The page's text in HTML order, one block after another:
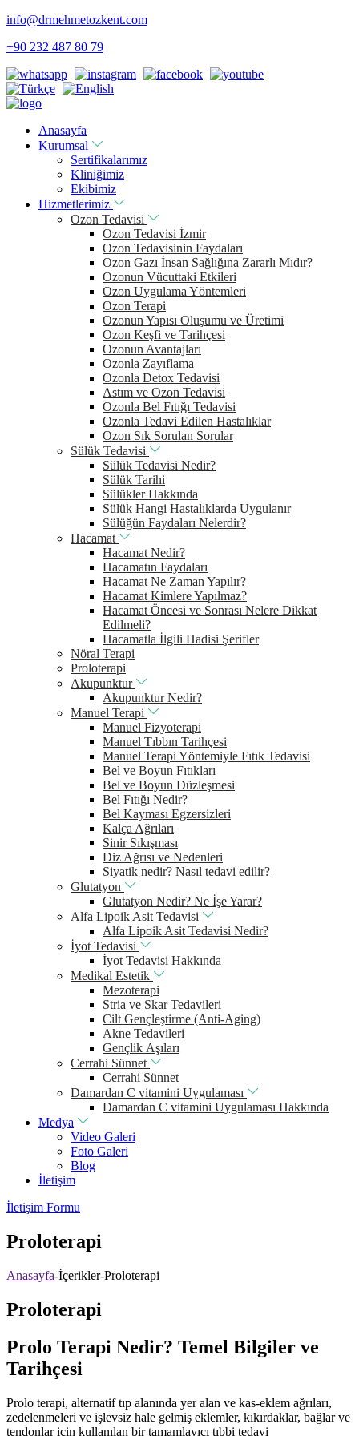
info@drmehmetozkent.com
+90 232 487 80 79
Anasayfa
Kurumsal
Sertifikalarımız
Kliniğimiz
Ekibimiz
Hizmetlerimiz
Ozon Tedavisi
Ozon Tedavisi İzmir
Ozon Tedavisinin Faydaları
Ozon Gazı İnsan Sağlığına Zararlı Mıdır?
Ozonun Vücuttaki Etkileri
Ozon Uygulama Yöntemleri
Ozon Terapi
Ozonun Yapısı Oluşumu ve Üretimi
Ozon Keşfi ve Tarihçesi
Ozonun Avantajları
Ozonla Zayıflama
Ozonla Detox Tedavisi
Astım ve Ozon Tedavisi
Ozonla Bel Fıtığı Tedavisi
Ozonla Tedavi Edilen Hastalıklar
Ozon Sık Sorulan Sorular
Sülük Tedavisi
Sülük Tedavisi Nedir?
Sülük Tarihi
Sülükler Hakkında
Sülük Hangi Hastalıklarda Uygulanır
Sülüğün Faydaları Nelerdir?
Hacamat
Hacamat Nedir?
Hacamatın Faydaları
Hacamat Ne Zaman Yapılır?
Hacamat Kimlere Yapılmaz?
Hacamat Öncesi ve Sonrası Nelere Dikkat
Edilmeli?
Hacamatla İlgili Hadisi Şerifler
Nöral Terapi
Proloterapi
Akupunktur
Akupunktur Nedir?
Manuel Terapi
Manuel Fizyoterapi
Manuel Tıbbın Tarihçesi
Manuel Terapi Yöntemiyle Fıtık Tedavisi
Bel ve Boyun Fıtıkları
Bel ve Boyun Düzleşmesi
Bel Fıtığı Nedir?
Bel Kayması Egzersizleri
Kalça Ağrıları
Sinir Sıkışması
Diz Ağrısı ve Nedenleri
Siyatik nedir? Nasıl tedavi edilir?
Glutatyon
Glutatyon Nedir? Ne İşe Yarar?
Alfa Lipoik Asit Tedavisi
Alfa Lipoik Asit Tedavisi Nedir?
İyot Tedavisi
İyot Tedavisi Hakkında
Medikal Estetik
Mezoterapi
Stria ve Skar Tedavileri
Cilt Gençleştirme (Anti-Aging)
Akne Tedavileri
Gençlik Aşıları
Cerrahi Sünnet
Cerrahi Sünnet
Damardan C vitamini Uygulaması
Damardan C vitamini Uygulaması Hakkında
Medya
Video Galeri
Foto Galeri
Blog
İletişim
İletişim Formu
Proloterapi
Anasayfa-İçerikler-Proloterapi
Proloterapi
Prolo Terapi Nedir? Temel Bilgiler ve
Tarihçesi
Prolo terapi, alternatif tıp alanında yer alan ve kas-eklem ağrıları,
zedelenmeleri ve işlevsiz hale gelmiş eklemler, kıkırdaklar, bağlar ve
tendonlar için kullanılan bir tamamlayıcı tıbbi tedavi